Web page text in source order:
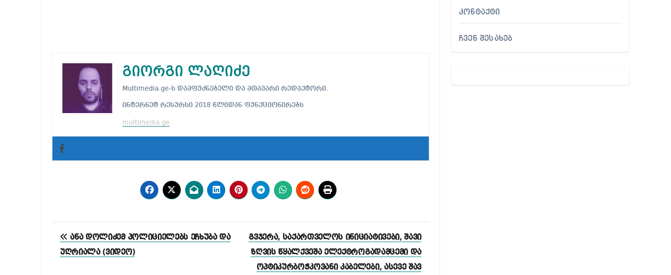
გიორგი ლაღიძე
Multimedia.ge-ს დამფუძნებელი და მთავარი რედაქტორი.
ინტერნეტ რესურსი 2018 წლიდან ფუნქციონირებს
multimedia.ge
პოსტის
ნავიგაცია
ანა დოლიძემ პოლიციელებს ეჩხუბა და
უღრიალა (ვიდეო)
გვჯერა, საქართველოს ინიციატივები, შავი
ზღვის წყალქვეშა ელექტროგადამცემი და
ოპტიკურბოჭკოვანი კაბელები, ასევე შავ
კონტაქტი
ჩვენ შესახებ